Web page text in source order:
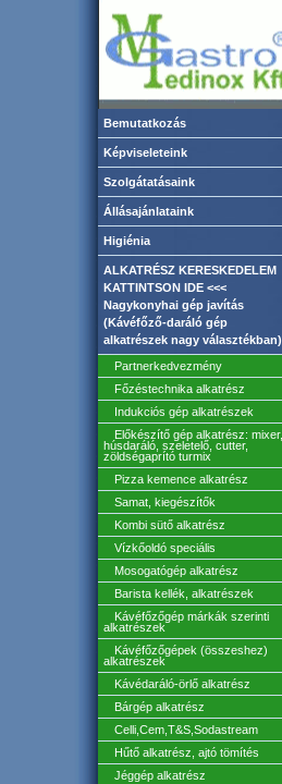
Bemutatkozás
Képviseleteink
Szolgátatásaink
Állásajánlataink
Higiénia
ALKATRÉSZ KERESKEDELEM
KATTINTSON IDE <<<
Nagykonyhai gép javítás
(Kávéfőző-daráló gép
alkatrészek nagy választékban)
Partnerkedvezmény
Főzéstechnika alkatrész
Indukciós gép alkatrészek
Előkészítő gép alkatrész: mixer,
húsdaráló, szeletelő, cutter,
zöldségaprító turmix
Pizza kemence alkatrész
Samat, kiegészítők
Kombi sütő alkatrész
Vízkőoldó speciális
Mosogatógép alkatrész
Barista kellék, alkatrészek
Kávéfőzőgép márkák szerinti
alkatrészek
Kávéfőzőgépek (összeshez)
alkatrészek
Kávédaráló-örlő alkatrész
Bárgép alkatrész
Celli,Cem,T&S,Sodastream
Hűtő alkatrész, ajtó tömítés
Jéggép alkatrész